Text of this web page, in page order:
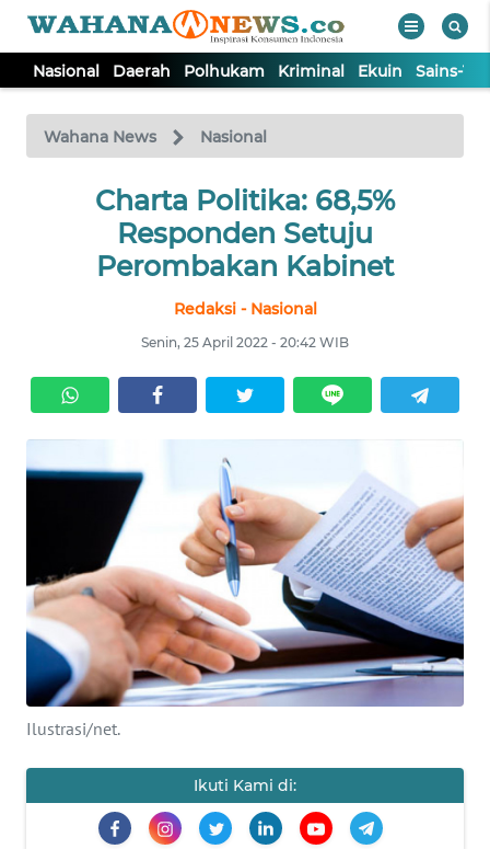
Nasional Daerah Polhukam Kriminal Ekuin Sains-
Wahana News Nasional
Charta Politika: 68,5%
Responden Setuju
Perombakan Kabinet
Redaksi - Nasional
Senin, 25 April 2022 - 20:42 WIB
Ilustrasi/net.
Ikuti Kami di:
TV
Tutup
NASIONAL
KRIMINAL
EKUIN
SAINS-TEKNO
KESEHATAN
INTERNASIONAL
SERBA-SERBI
OLAHRAGA